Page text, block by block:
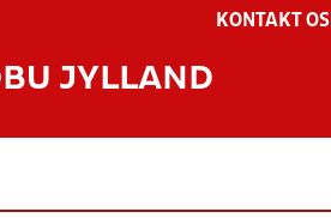
KONTAKT OS
JYLLAND